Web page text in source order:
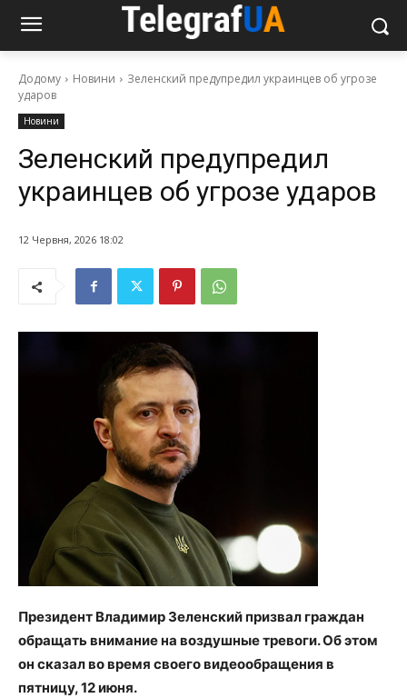
Додому Новини
Зеленский предупредил украинцев об угрозе
ударов
Новини
Зеленский предупредил
украинцев об угрозе ударов
12 Червня, 2026 18:02
Президент Владимир Зеленский призвал граждан
обращать внимание на воздушные тревоги. Об этом
он сказал во время своего видеообращения в
пятницу, 12 июня.